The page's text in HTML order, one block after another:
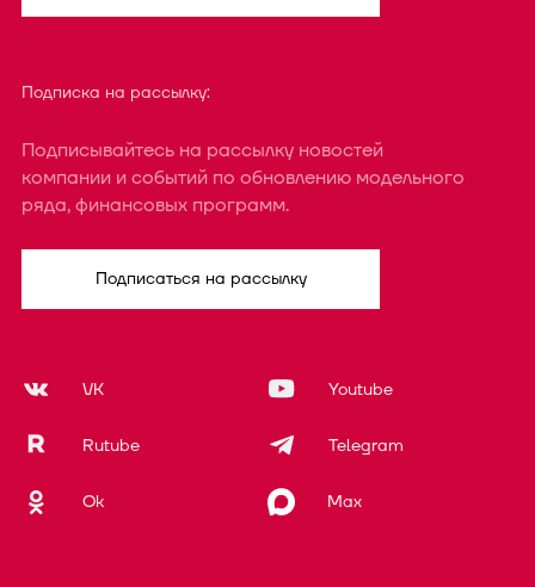
Подписка на рассылку:
Подписывайтесь на рассылку новостей
компании и событий по обновлению модельного
ряда, финансовых программ.
Подписаться на рассылку
VK Youtube
Rutube Telegram
Ok Max